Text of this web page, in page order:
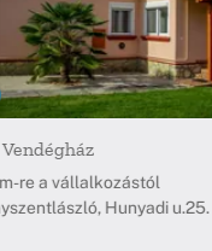
re a vállalkozástól
Hunyadi u.25.